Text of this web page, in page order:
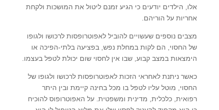
אלו, הילדים יודעים כי הגיע זמנם ליטול את המושכות ולקחת
אחריות על הוריהם.
מצבים נוספים שעשויים להוביל לאפוטרופסות לרכושו ולגופו
של החסוי, הם לקות במחלת נפש, בפציעה בלתי-הפיכה או
הימצאות במצב קבוע, שבו אין לחסוי שום יכולת לטפל בעצמו.
כאשר ניתנת לאחראי הזכות לאפוטרופסות לרכושו ולגופו של
החסוי, מוטל עליו לטפל בו מכל בחינה קיימת ובין היתר
רפואית, כלכלית, מדינית ומשפטית. על האפוטרופוס להוכיח